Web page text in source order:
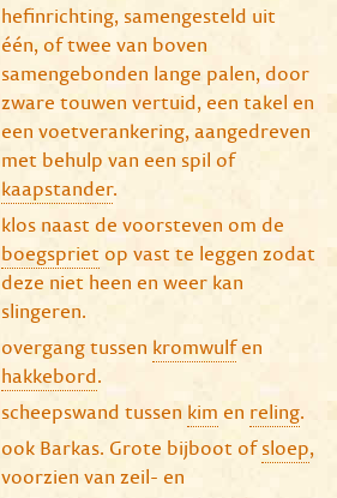
hefinrichting, samengesteld uit
één, of twee van boven
samengebonden lange palen, door
zware touwen vertuid, een takel en
een voetverankering, aangedreven
met behulp van een spil of
kaapstander.
klos naast de voorsteven om de
boegspriet op vast te leggen zodat
deze niet heen en weer kan
slingeren.
overgang tussen kromwulfen
hakkebord.
scheepswand tussen kim en reling.
ook Barkas. Grote bijboot ofsloep,
voorzien van zeil- en